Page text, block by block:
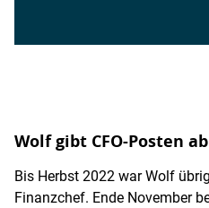
Wolf gibt CFO-Posten
Bis Herbst 2022 war Wolf
Finanzchef. Ende November